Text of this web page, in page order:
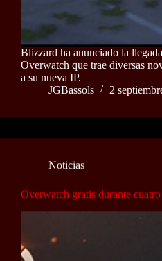
Blizzard ha anunciado la
Overwatch que trae diversas
a su nueva IP.
JGBassols
2
Noticias
Overwatch gratis durante